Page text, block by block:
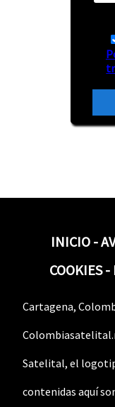
INICIO -
COOKIES-
Cartagena,
Satelital, el
contenidas aquí